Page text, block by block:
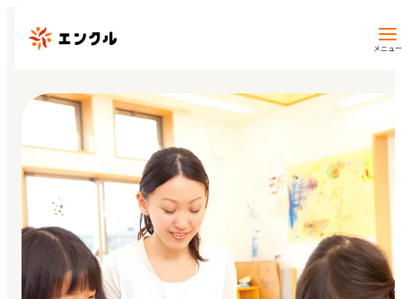
メニュー
保育園・幼稚園を探す
地図から探す
地域から探す
マイページ